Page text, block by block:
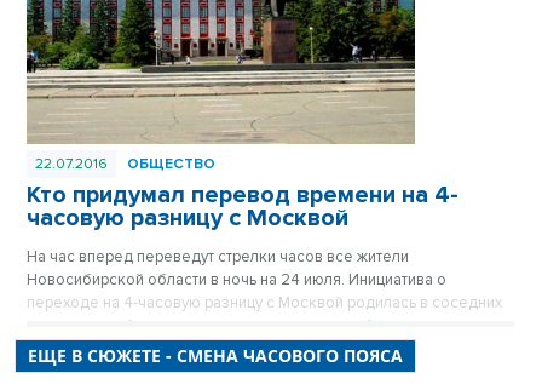
22.07.2016 ОБЩЕСТВО
Кто придумал перевод времени на 4-
часовую разницу с Москвой
На час вперед переведут стрелки часов все жители
Новосибирской области в ночь на 24 июля. Инициатива о
переходе на 4-часовую разницу с Москвой родилась в соседних
регионах, но была охотно подхвачена новосибирскими
законодателями.
ЕЩЕ В СЮЖЕТЕ - СМЕНА ЧАСОВОГО ПОЯСА